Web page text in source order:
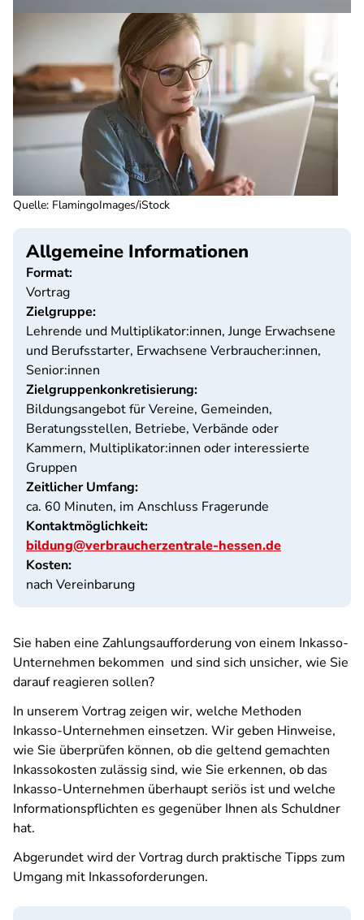
Quelle: FlamingoImages/iStock
Allgemeine Informationen
Format:
Vortrag
Zielgruppe:
Lehrende und Multiplikator:innen, Junge Erwachsene
und Berufsstarter, Erwachsene Verbraucher:innen,
Senior:innen
Zielgruppenkonkretisierung:
Bildungsangebot für Vereine, Gemeinden,
Beratungsstellen, Betriebe, Verbände oder
Kammern, Multiplikator:innen oder interessierte
Gruppen
Zeitlicher Umfang:
ca. 60 Minuten, im Anschluss Fragerunde
Kontaktmöglichkeit:
bildung@verbraucherzentrale-hessen.de
Kosten:
nach Vereinbarung
Sie haben eine Zahlungsaufforderung von einem Inkasso-
Unternehmen bekommen und sind sich unsicher, wie Sie
darauf reagieren sollen?
In unserem Vortrag zeigen wir, welche Methoden
Inkasso-Unternehmen einsetzen. Wir geben Hinweise,
wie Sie überprüfen können, ob die geltend gemachten
Inkassokosten zulässig sind, wie Sie erkennen, ob das
Inkasso-Unternehmen überhaupt seriös ist und welche
Informationspflichten es gegenüber Ihnen als Schuldner
hat.
Abgerundet wird der Vortrag durch praktische Tipps zum
Umgang mit Inkassoforderungen.